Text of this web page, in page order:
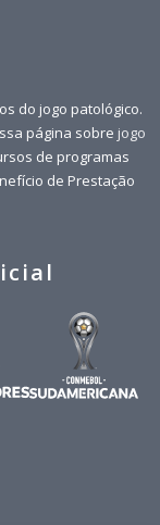
do jogo patológico.
página sobre jogo
de programas
de Prestação